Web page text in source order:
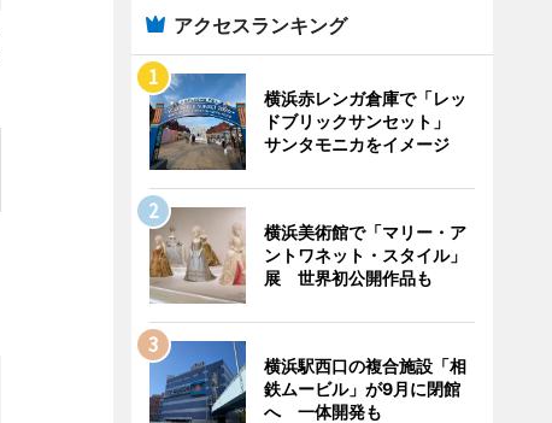
アクセスランキング
横浜赤レンガ倉庫で「レッ
ドブリックサンセット」
サンタモニカをイメージ
横浜美術館で「マリー・ア
ントワネット・スタイル」
展 世界初公開作品も
横浜駅西口の複合施設「相
鉄ムービル」が9月に閉館
へ 一体開発も